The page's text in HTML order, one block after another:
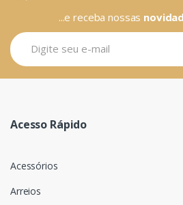
...e receba nossas
Acesso Rápido
Acessórios
Arreios